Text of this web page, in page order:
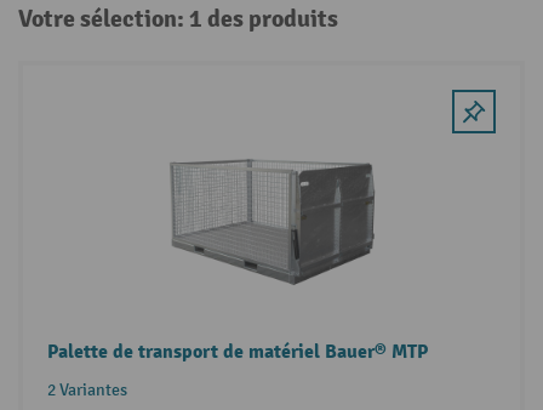
Votre sélection: 1 des produits
Palette de transport de matériel Bauer® MTP
2 Variantes